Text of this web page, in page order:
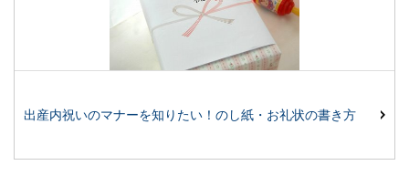
出産内祝いのマナーを知りたい！のし紙・お礼状の書き方